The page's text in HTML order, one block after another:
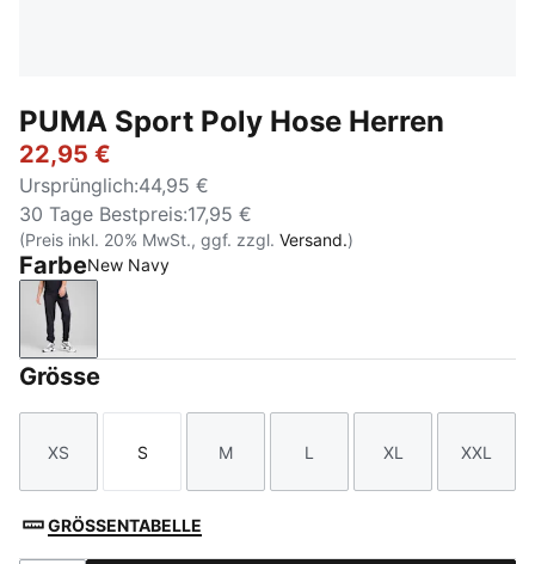
PUMA Sport Poly Hose Herren
22,95 €
Ursprünglich:44,95 €
30 Tage Bestpreis:17,95 €
(Preis inkl. 20% MwSt., ggf. zzgl. Versand.)
FarbeNew Navy
New Navy
Grösse
Größe
XS
Größe
S
Größe
M
Größe
L
Größe
XL
Größe
XXL
GRÖSSENTABELLE